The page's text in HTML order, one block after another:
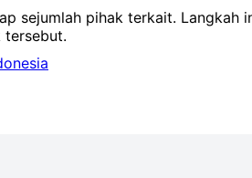
sejumlah pihak terkait.
tersebut.